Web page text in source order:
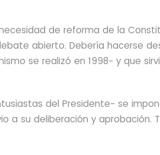
de reforma de la
abierto. Debería hacerse
se realizó en 1998- y que
del Presidente- se
a su deliberación y aprobación.